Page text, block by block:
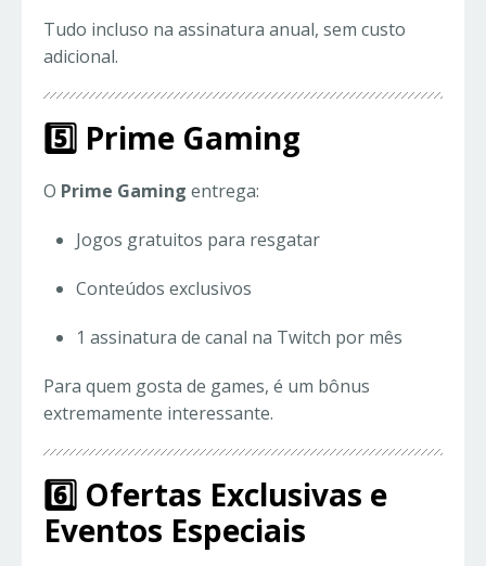
Tudo incluso na assinatura anual, sem custo
adicional.
5️⃣ Prime Gaming
O Prime Gaming entrega:
Jogos gratuitos para resgatar
Conteúdos exclusivos
1 assinatura de canal na Twitch por mês
Para quem gosta de games, é um bônus
extremamente interessante.
6️⃣ Ofertas Exclusivas e
Eventos Especiais